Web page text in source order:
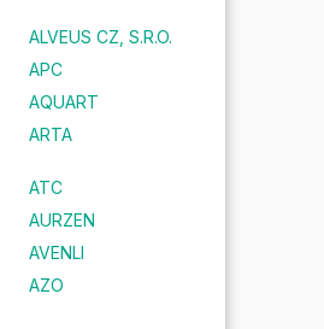
ALVEUS CZ, S.R.O.
APC
AQUART
ARTA
ATC
AURZEN
AVENLI
AZO